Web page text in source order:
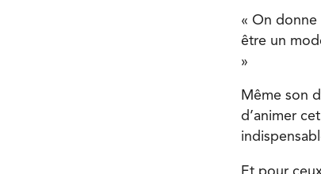
« On donne
être un
»
Même son
d’animer